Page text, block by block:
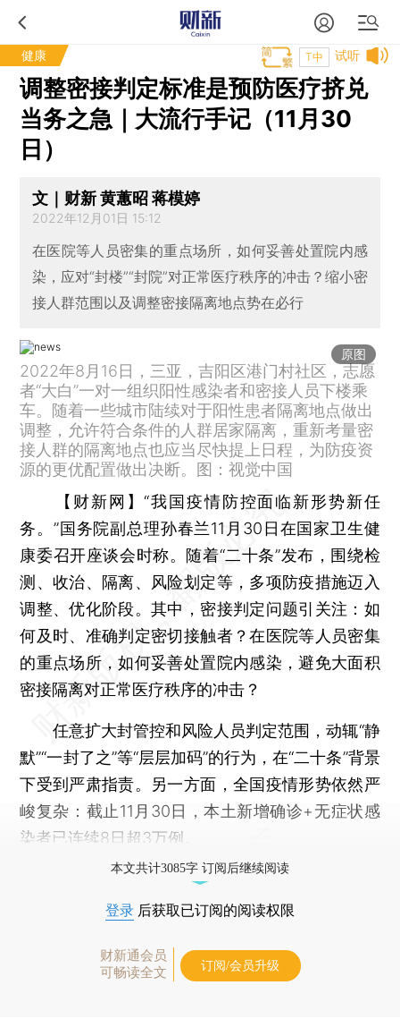
健康 试听
T中
调整密接判定标准是预防医疗挤兑
当务之急｜大流行手记（11月30
日）
文｜财新 黄蕙昭 蒋模婷
2022年12月01日 15:12
在医院等人员密集的重点场所，如何妥善处置院内感
染，应对“封楼”“封院”对正常医疗秩序的冲击？缩小密
接人群范围以及调整密接隔离地点势在必行
原图
2022年8月16日，三亚，吉阳区港门村社区，志愿
者“大白”一对一组织阳性感染者和密接人员下楼乘
车。随着一些城市陆续对于阳性患者隔离地点做出
调整，允许符合条件的人群居家隔离，重新考量密
接人群的隔离地点也应当尽快提上日程，为防疫资
源的更优配置做出决断。图：视觉中国
【财新网】“我国疫情防控面临新形势新任
务。”国务院副总理孙春兰11月30日在国家卫生健
康委召开座谈会时称。随着“二十条”发布，围绕检
测、收治、隔离、风险划定等，多项防疫措施迈入
调整、优化阶段。其中，密接判定问题引关注：如
何及时、准确判定密切接触者？在医院等人员密集
的重点场所，如何妥善处置院内感染，避免大面积
密接隔离对正常医疗秩序的冲击？
任意扩大封管控和风险人员判定范围，动辄“静
默”“一封了之”等“层层加码”的行为，在“二十条”背景
下受到严肃指责。另一方面，全国疫情形势依然严
峻复杂：截止11月30日，本土新增确诊+无症状感
染者已连续8日超3万例。
本文共计3085字 订阅后继续阅读
登录 后获取已订阅的阅读权限
财新通会员
可畅读全文
订阅/会员升级